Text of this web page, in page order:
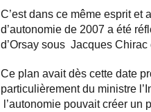
C’est dans ce même esprit
d’autonomie de 2007 a été
d’Orsay sous Jacques
Ce plan avait dès cette date
particulièrement du ministre
l’autonomie pouvait créer